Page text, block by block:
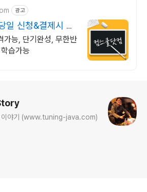
광고
일 신청&결제시 기
가능, 단기완성, 무한반
습가능
이야기 (www.tuning-java.com)